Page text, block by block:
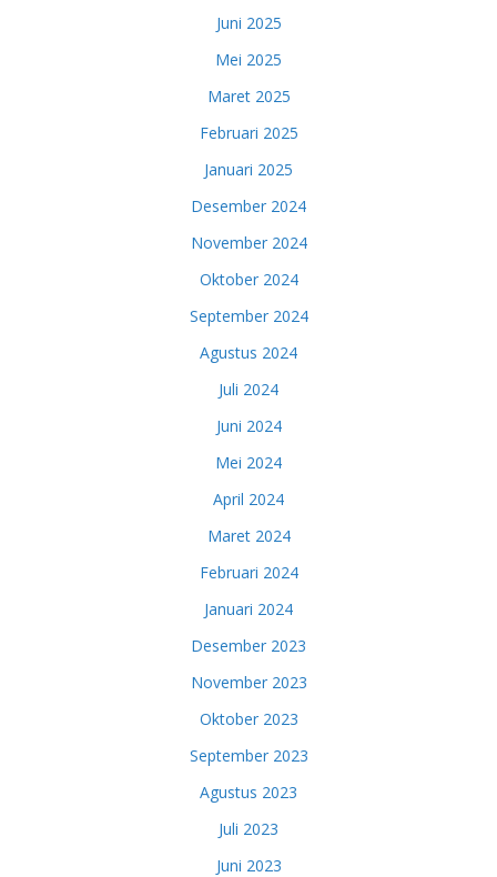
Juni 2025
Mei 2025
Maret 2025
Februari 2025
Januari 2025
Desember 2024
November 2024
Oktober 2024
September 2024
Agustus 2024
Juli 2024
Juni 2024
Mei 2024
April 2024
Maret 2024
Februari 2024
Januari 2024
Desember 2023
November 2023
Oktober 2023
September 2023
Agustus 2023
Juli 2023
Juni 2023